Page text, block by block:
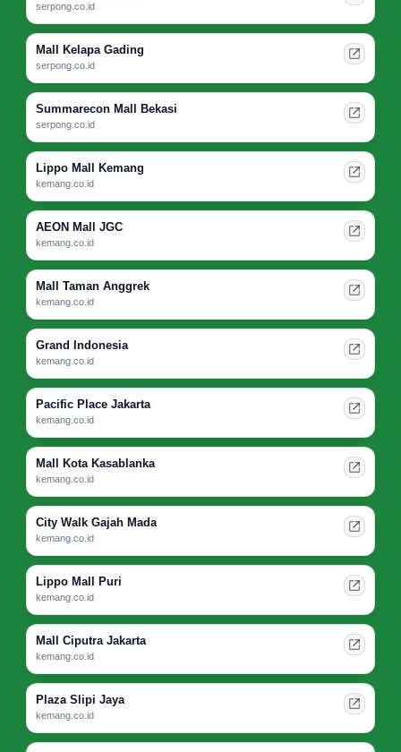
serpong.co.id
Mall Kelapa Gading
serpong.co.id
Summarecon Mall Bekasi
serpong.co.id
Lippo Mall Kemang
kemang.co.id
AEON Mall JGC
kemang.co.id
Mall Taman Anggrek
kemang.co.id
Grand Indonesia
kemang.co.id
Pacific Place Jakarta
kemang.co.id
Mall Kota Kasablanka
kemang.co.id
City Walk Gajah Mada
kemang.co.id
Lippo Mall Puri
kemang.co.id
Mall Ciputra Jakarta
kemang.co.id
Plaza Slipi Jaya
kemang.co.id